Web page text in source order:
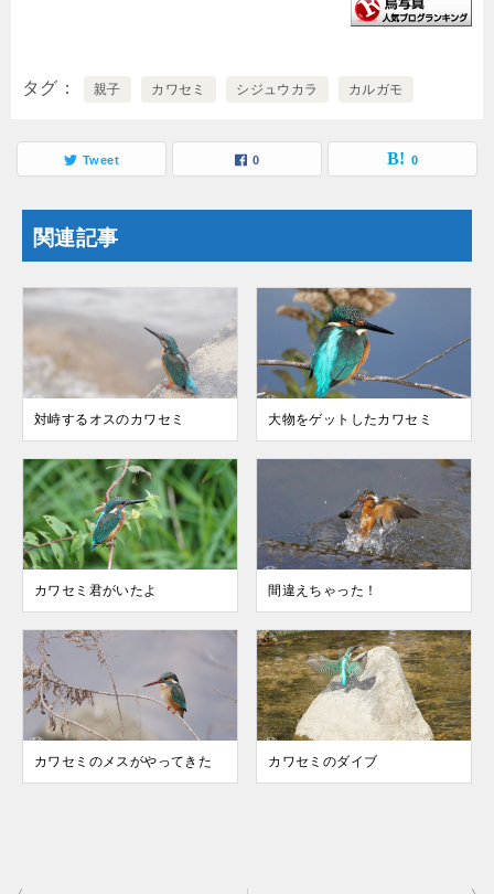
タグ 親子 カワセミ シジュウカラ カルガモ
Tweet 0 0
関連記事
対峙するオスのカワセミ 大物をゲットしたカワセミ
カワセミ君がいたよ 間違えちゃった！
カワセミのメスがやってきた カワセミのダイブ